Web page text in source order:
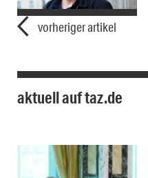
vorheriger artikel
aktuell auf taz.de